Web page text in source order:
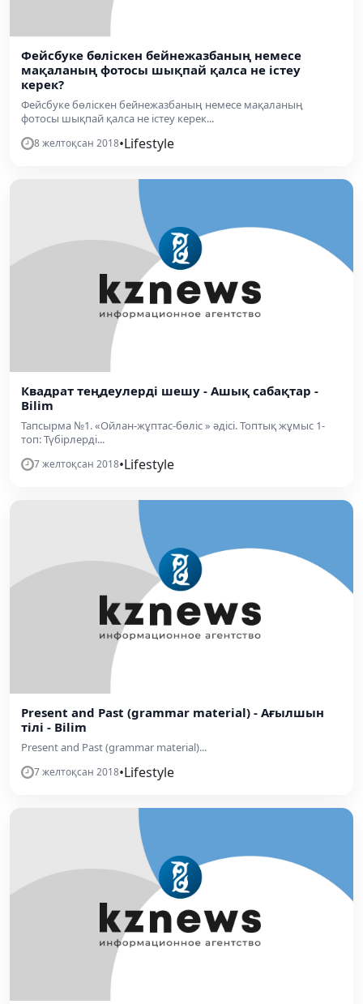
Фейсбуке бөліскен бейнежазбаның немесе
мақаланың фотосы шықпай қалса не істеу
керек?
Фейсбуке бөліскен бейнежазбаның немесе мақаланың
фотосы шықпай қалса не істеу керек...
8 желтоқсан 2018•Lifestyle
Квадрат теңдеулерді шешу - Ашық сабақтар -
Bilim
Тапсырма №1. «Ойлан-жұптас-бөліс » әдісі. Топтық жұмыс 1-
топ: Түбірлерді...
7 желтоқсан 2018•Lifestyle
Present and Past (grammar material) - Ағылшын
тілі - Bilim
Present and Past (grammar material)...
7 желтоқсан 2018•Lifestyle